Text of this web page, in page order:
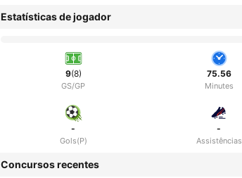
Estatísticas de jogador
9(8)
GS/GP
75.56
Minutes
-
Gols(P)
-
Assistências
Concursos recentes